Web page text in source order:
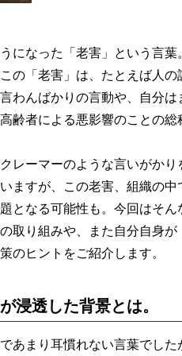
になった「老害」という言葉
の「老害」は、たとえば人
わんばかりの言動や、自分
齢者による悪影響のことの総
レーマーのような言いがかり
ますが、この老害、組織の
となる可能性も。今回はそ
取り組みや、また自分自身
のヒントをご紹介します。
浸透した背景とは。
あまり耳慣れない言葉でした